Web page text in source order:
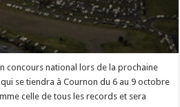
concours national lors de la prochaine
se tiendra à Cournon du 6 au 9 octobre
celle de tous les records et sera